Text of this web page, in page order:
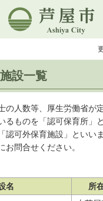
芦屋市
設一覧
の人数等、厚生労働省が
るものを「認可保育所」
認可外保育施設」といい
お問合せください。
名 所